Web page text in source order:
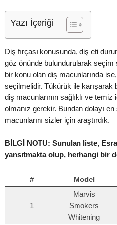
Yazı İçeriği
Diş fırçası konusunda, diş eti
göz önünde bulundurularak seçim
bir konu olan diş macunlarında
seçilmelidir. Tükürük ile karışarak
diş macunlarının sağlıklı ve
olmanız gerekir. Bundan dolayı en
macunlarını sizler için araştırdık.
BİLGİ NOTU: Sunulan liste,
yansıtmakta olup, herhangi bir
# Model
1
Marvis
Smokers
Whitening